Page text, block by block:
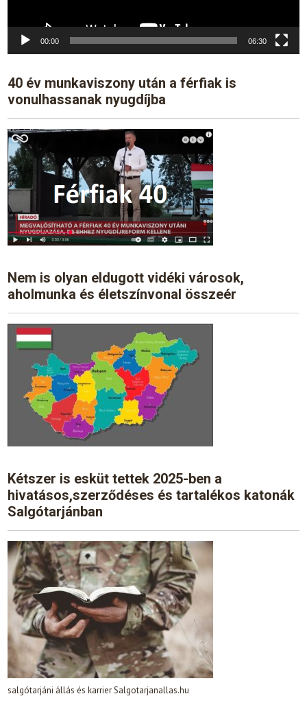
00:00 06:30
40 év munkaviszony után a férfiak is
vonulhassanak nyugdíjba
Nem is olyan eldugott vidéki városok,
aholmunka és életszínvonal összeér
Kétszer is esküt tettek 2025-ben a
hivatásos,szerződéses és tartalékos katonák
Salgótarjánban
salgótarjáni állás és karrier Salgotarjanallas.hu